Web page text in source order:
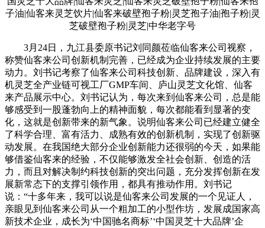
3月24日，九江县委原书记刘同颜莅临仙客来公司视察，
称赞仙客来公司创新机制完善，已经成为企业持续发展的主要
动力。刘书记考察了仙客来公司科技创新、品牌建设，深入有
机灵芝全产业链可视工厂GMP车间、庐山灵芝文化馆、仙客
来产品展示中心。刘书记认为，每次来到仙客来公司，总是能
够感受到一股蓬勃向上的精神面貌，每次都能看到显著的变
化，这就是创新带来的新气象。说明仙客来公司已经建立健全
了科学合理、富有活力、成熟有效的创新机制，实现了创新驱
动发展。在我国绝大部分企业创新能力还很弱的今天，如果能
够借鉴仙客来的经验，不仅能够激发全社会创新、创造的活
力，而且对解决制约科技创新的突出问题，充分发挥创新在发
展新常态下的支撑引领作用，都具有推动作用。刘书记
说：“十多年来，我可以说是仙客来公司发展的一个见证人，
亲眼见到仙客来公司从一个粗加工的小型作坊，发展成国家高
新技术企业，成长为‘中国驰名商标’‘中国灵芝十大品牌’企